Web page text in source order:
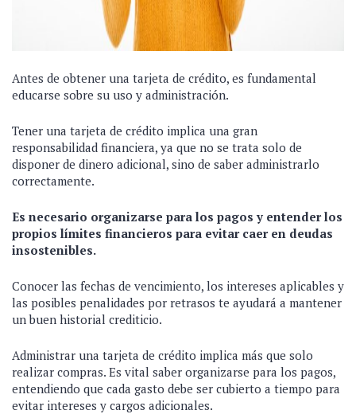
Antes de obtener una tarjeta de crédito, es fundamental
educarse sobre su uso y administración.
Tener una tarjeta de crédito implica una gran
responsabilidad financiera, ya que no se trata solo de
disponer de dinero adicional, sino de saber administrarlo
correctamente.
Es necesario organizarse para los pagos y entender los
propios límites financieros para evitar caer en deudas
insostenibles.
Conocer las fechas de vencimiento, los intereses aplicables y
las posibles penalidades por retrasos te ayudará a mantener
un buen historial crediticio.
Administrar una tarjeta de crédito implica más que solo
realizar compras. Es vital saber organizarse para los pagos,
entendiendo que cada gasto debe ser cubierto a tiempo para
evitar intereses y cargos adicionales.